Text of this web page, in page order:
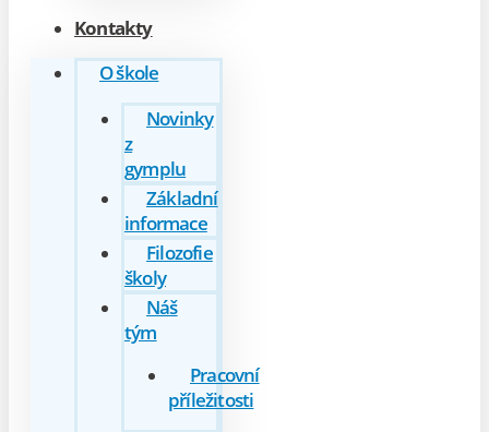
Kontakty
O škole
Novinky
z
gymplu
Základní
informace
Filozofie
školy
Náš
tým
Pracovní
příležitosti